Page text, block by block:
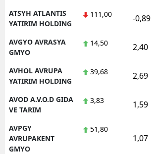
ATSYH ATLANTIS
YATIRIM HOLDING
111,00 -0,89
AVGYO AVRASYA
GMYO
14,50 2,40
AVHOL AVRUPA
YATIRIM HOLDING
39,68 2,69
AVOD A.V.O.D GIDA
VE TARIM
3,83 1,59
AVPGY
AVRUPAKENT
GMYO
51,80
1,07